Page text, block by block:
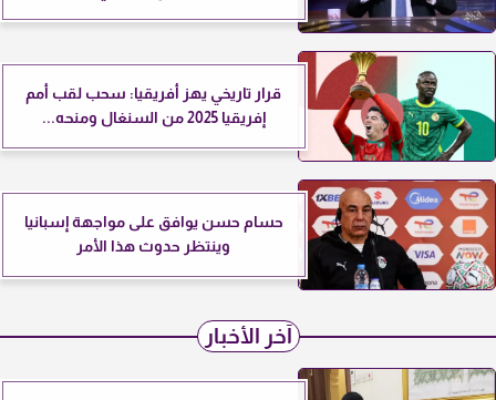
قرار تاريخي يهز أفريقيا: سحب لقب أمم
إفريقيا 2025 من السنغال ومنحه...
حسام حسن يوافق على مواجهة إسبانيا
وينتظر حدوث هذا الأمر
آخر الأخبار